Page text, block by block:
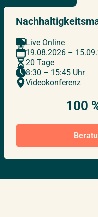
09.08.2027–03.09.2027
06.09.2027–01.10.2027
01.11.2027–26.11.2027
Live Online
19.08.2026 –
20 Tage
8:30 – 15:45 Uhr
Videokonferenz
100